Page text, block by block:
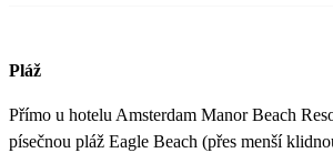
Pláž
Přímo u hotelu Amsterdam Manor Beach
písečnou pláž Eagle Beach (přes menší